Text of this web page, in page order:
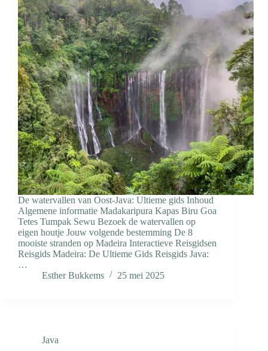
De watervallen van Oost-Java: Ultieme gids Inhoud
Algemene informatie Madakaripura Kapas Biru Goa
Tetes Tumpak Sewu Bezoek de watervallen op
eigen houtje Jouw volgende bestemming De 8
mooiste stranden op Madeira Interactieve Reisgidsen
Reisgids Madeira: De Ultieme Gids Reisgids Java:
…
Esther Bukkems
25 mei 2025
Java